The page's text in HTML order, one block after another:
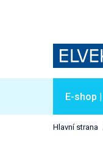
E-shop
Hlavní strana